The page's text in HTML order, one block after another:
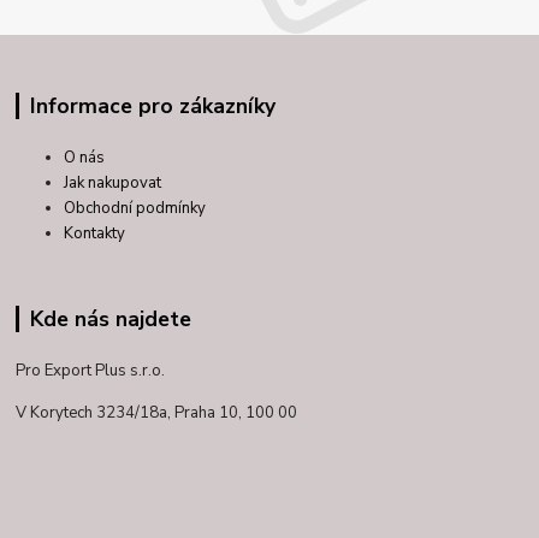
Informace pro zákazníky
O nás
Jak nakupovat
Obchodní podmínky
Kontakty
Kde nás najdete
Pro Export Plus s.r.o.
V Korytech 3234/18a, Praha 10, 100 00